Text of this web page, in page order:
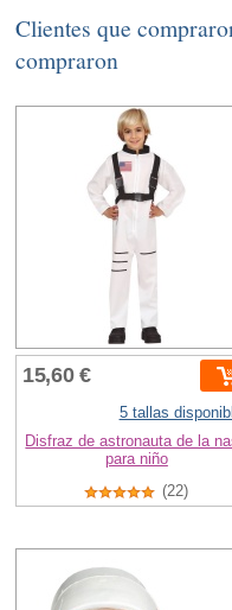
Clientes que
compraron
15,60 €
5 tallas
Disfraz de astronauta de la
para niño
(22)